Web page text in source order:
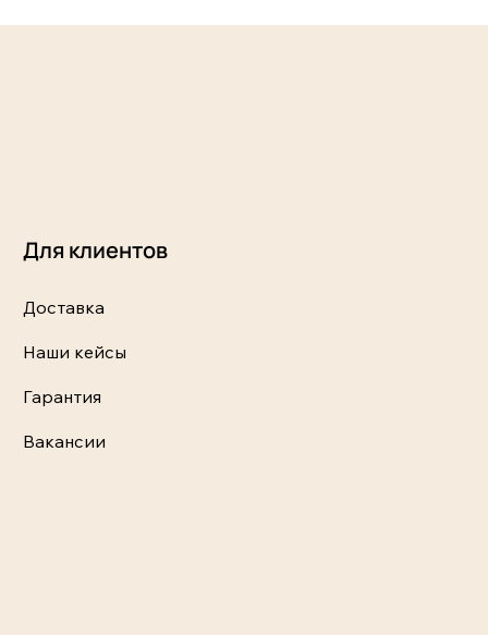
Для клиентов
Доставка
Наши кейсы
Гарантия
Вакансии